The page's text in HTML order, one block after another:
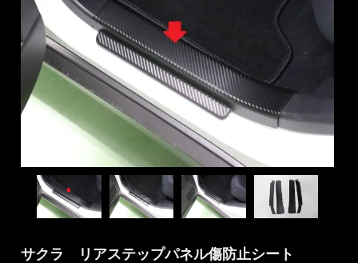
サクラ リアステップパネル傷防止シート